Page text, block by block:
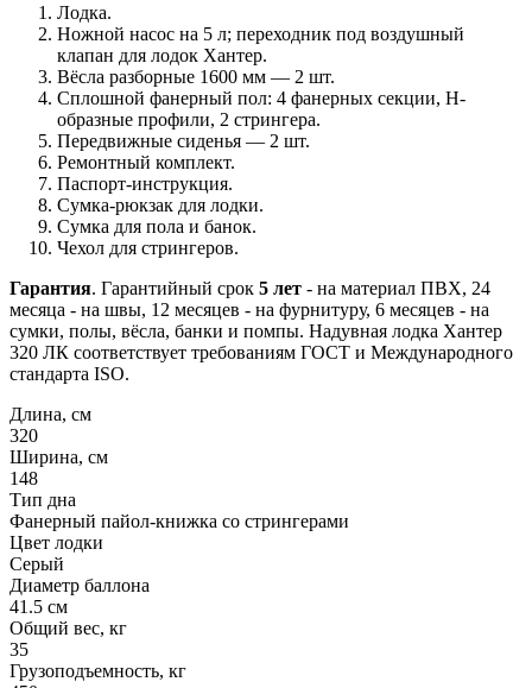
Лодка.
Ножной насос на 5 л; переходник под воздушный
клапан для лодок Хантер.
Вёсла разборные 1600 мм ― 2 шт.
Сплошной фанерный пол: 4 фанерных секции, Н-
образные профили, 2 стрингера.
Передвижные сиденья ― 2 шт.
Ремонтный комплект.
Паспорт-инструкция.
Сумка-рюкзак для лодки.
Сумка для пола и банок.
Чехол для стрингеров.
Гарантия. Гарантийный срок 5 лет - на материал ПВХ, 24
месяца - на швы, 12 месяцев - на фурнитуру, 6 месяцев - на
сумки, полы, вёсла, банки и помпы. Надувная лодка Хантер
320 ЛК соответствует требованиям ГОСТ и Международного
стандарта ISO.
Длина, см
320
Ширина, см
148
Тип дна
Фанерный пайол-книжка со стрингерами
Цвет лодки
Серый
Диаметр баллона
41.5 см
Общий вес, кг
35
Грузоподъемность, кг